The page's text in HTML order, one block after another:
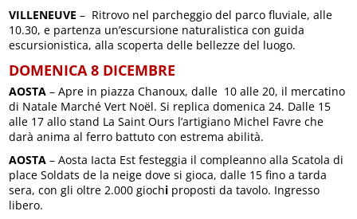
VILLENEUVE – Ritrovo nel parcheggio del parco fluviale, alle
10.30, e partenza un’escursione naturalistica con guida
escursionistica, alla scoperta delle bellezze del luogo.
DOMENICA 8 DICEMBRE
AOSTA – Apre in piazza Chanoux, dalle 10 alle 20, il mercatino
di Natale Marché Vert Noël. Si replica domenica 24. Dalle 15
alle 17 allo stand La Saint Ours l’artigiano Michel Favre che
darà anima al ferro battuto con estrema abilità.
AOSTA – Aosta Iacta Est festeggia il compleanno alla Scatola di
place Soldats de la neige dove si gioca, dalle 15 fino a tarda
sera, con gli oltre 2.000 giochi proposti da tavolo. Ingresso
libero.